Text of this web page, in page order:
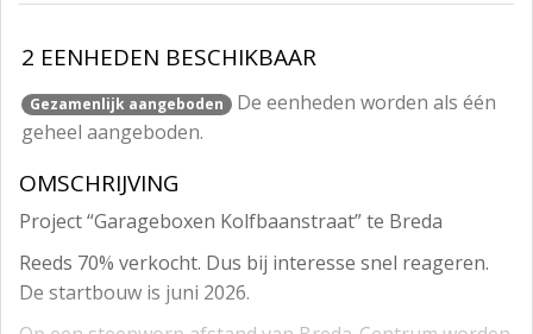
2 EENHEDEN BESCHIKBAAR
Gezamenlijk aangeboden
De eenheden worden als één
geheel aangeboden.
OMSCHRIJVING
Project “Garageboxen Kolfbaanstraat” te Breda
Reeds 70% verkocht. Dus bij interesse snel reageren.
De startbouw is juni 2026.